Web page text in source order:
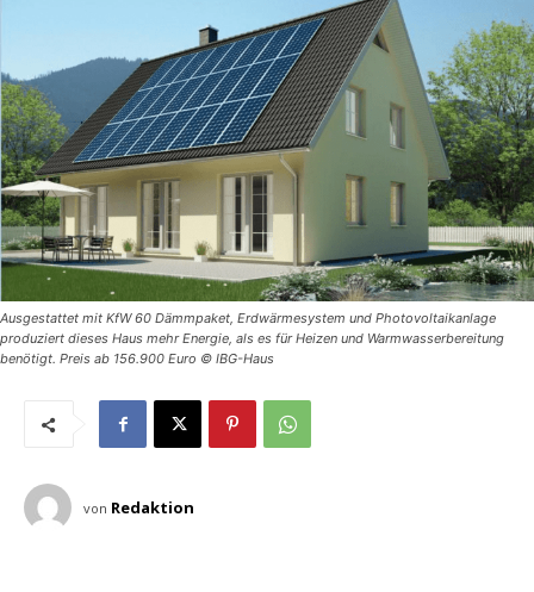
Ausgestattet mit KfW 60 Dämmpaket, Erdwärmesystem und Photovoltaikanlage
produziert dieses Haus mehr Energie, als es für Heizen und Warmwasserbereitung
benötigt. Preis ab 156.900 Euro © IBG-Haus
von Redaktion